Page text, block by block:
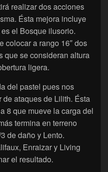
realizar dos acciones
Ésta mejora incluye
el Bosque ilusorio.
colocar a rango 16″ dos
que se consideran altura
ligera.
del pastel pues nos
de ataques de Lilith. Ésta
8 que mueve la carga del
termina en terreno
de daño y Lento.
Enraizar y Living
el resultado.